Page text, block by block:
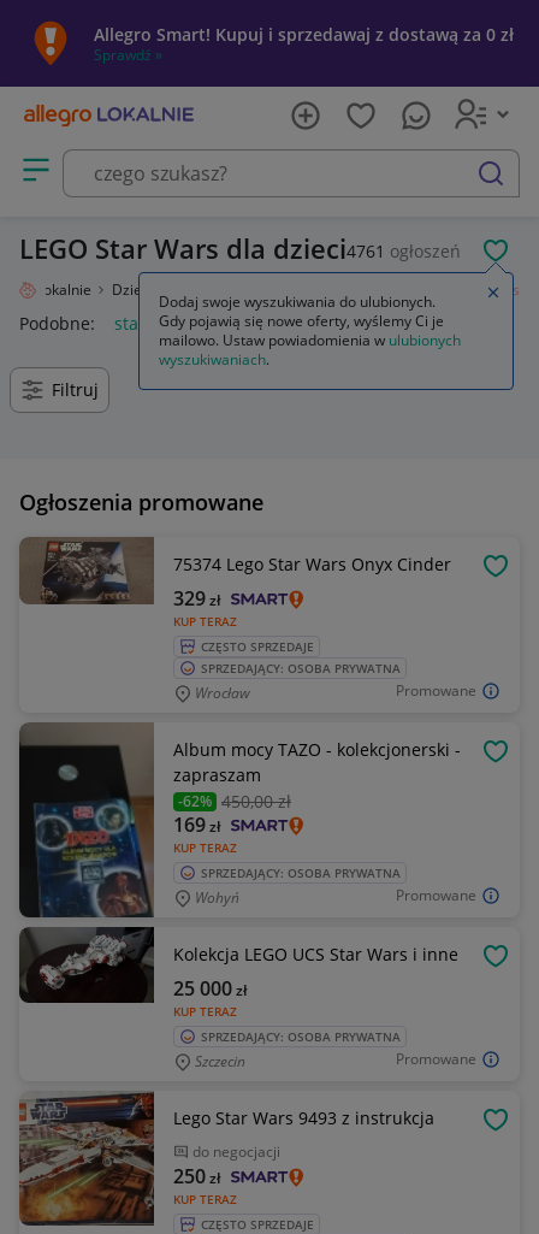
Allegro Smart! Kupuj i sprzedawaj z dostawą za 0 zł
Sprawdź »
Otwórz menu z kategoriami
szukaj
LEGO Star Wars dla dzieci4761 ogłoszeń
Lokalnie Dziecko Star Wars
Podobne: star wars lego star wars lego star wars figurki
Filtruj
Ogłoszenia promowane
Promowane
75374 Lego Star Wars Onyx Cinder
KUP TERAZ
329zł
CZĘSTO SPRZEDAJE
SPRZEDAJĄCY: OSOBA PRYWATNA
Wrocław
Promowane
Album mocy TAZO - kolekcjonerski -
zapraszam
-62% 450,00 zł
KUP TERAZ
169zł
SPRZEDAJĄCY: OSOBA PRYWATNA
Wohyń
Promowane
Kolekcja LEGO UCS Star Wars i inne
KUP TERAZ
25 000zł
SPRZEDAJĄCY: OSOBA PRYWATNA
Szczecin
Lego Star Wars 9493 z instrukcja
do negocjacji
KUP TERAZ
250zł
CZĘSTO SPRZEDAJE
Dodaj swoje wyszukiwania do ulubionych.
Gdy pojawią się nowe oferty, wyślemy Ci je
mailowo. Ustaw powiadomienia w ulubionych
wyszukiwaniach.